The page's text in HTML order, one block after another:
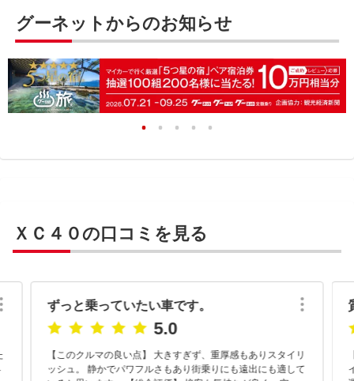
グーネットからのお知らせ
ＸＣ４０の口コミを見る
ずっと乗っていたい車です。
5.0
【このクルマの良い点】 大きすぎず、重厚感もありスタイリ
ッシュ。 静かでパワフルさもあり街乗りにも遠出にも適して